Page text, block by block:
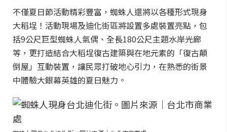
不僅夏日節活動精彩豐富，蜘蛛人還將以各種形式現身
大稻埕！活動現場及迪化街區將設置多處裝置亮點，包
括9公尺巨型蜘蛛人氣偶、全長180公尺主題水岸光廊
等，更打造結合大稻埕復古建築與在地元素的「復古顛
倒屋」互動裝置，讓民眾打破地心引力，在熟悉的街景
中體驗大銀幕英雄的夏日魅力。